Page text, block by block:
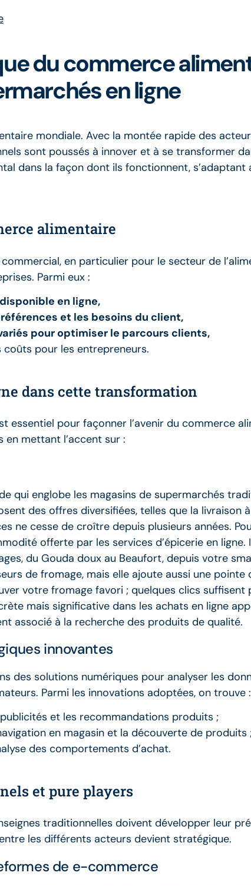
du commerce
en ligne
mondiale. Avec la montée rapide des
sont poussés à innover et à se transformer
dans la façon dont ils fonctionnent, s’adaptant
alimentaire
en particulier pour le secteur de
Parmi eux :
en ligne,
et les besoins du client,
pour optimiser le parcours clients,
pour les entrepreneurs.
dans cette transformation
essentiel pour façonner l’avenir du commerce
mettant l’accent sur :
qui englobe les magasins de supermarchés
des offres diversifiées, telles que la livraison
ne cesse de croître depuis plusieurs années.
offerte par les services d’épicerie en ligne.
du Gouda doux au Beaufort, depuis votre
de fromage, mais elle ajoute aussi une pointe
votre fromage favori ; quelques clics suffisent
mais significative dans les achats en ligne
associé à la recherche des produits de qualité.
innovantes
des solutions numériques pour analyser les
Parmi les innovations adoptées, on trouve :
et les recommandations produits ;
en magasin et la découverte de produits
des comportements d’achat.
et pure players
traditionnelles doivent développer leur
les différents acteurs devient stratégique.
de e-commerce